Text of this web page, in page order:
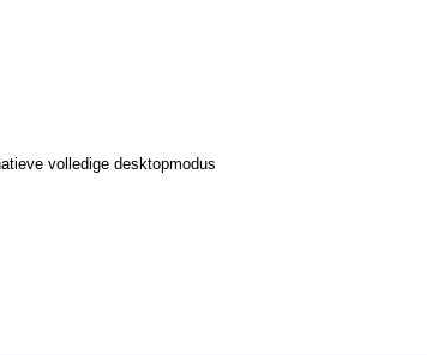
volledige desktopmodus